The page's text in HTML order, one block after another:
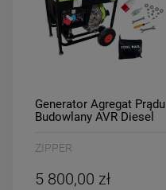
Generator Agregat Prądu
Budowlany AVR Diesel
ZIPPER
5 800,00 zł